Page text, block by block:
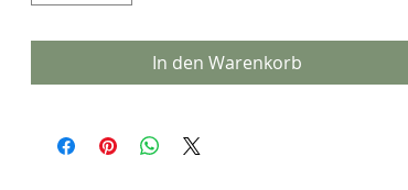
In den Warenkorb